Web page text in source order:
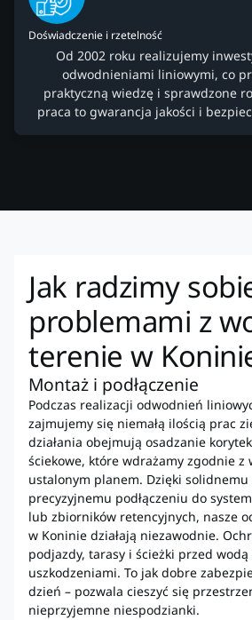
Doświadczenie i rzetelność
Od 2002 roku realizujemy
odwodnieniami liniowymi, co
praktyczną wiedzę i sprawdzone
praca to gwarancja jakości i
Jak radzimy
problemami z
terenie w
Montaż i podłączenie
Podczas realizacji odwodnień
zajmujemy się niemałą ilością prac
działania obejmują osadzanie
ściekowe, które wdrażamy zgodnie z
ustalonym planem. Dzięki solidnemu
precyzyjnemu podłączeniu do
lub zbiorników retencyjnych, nasze
w Koninie działają niezawodnie.
podjazdy, tarasy i ścieżki przed
uszkodzeniami. To jak dobre
dzień – pozwala cieszyć się
nieprzyjemne niespodzianki.